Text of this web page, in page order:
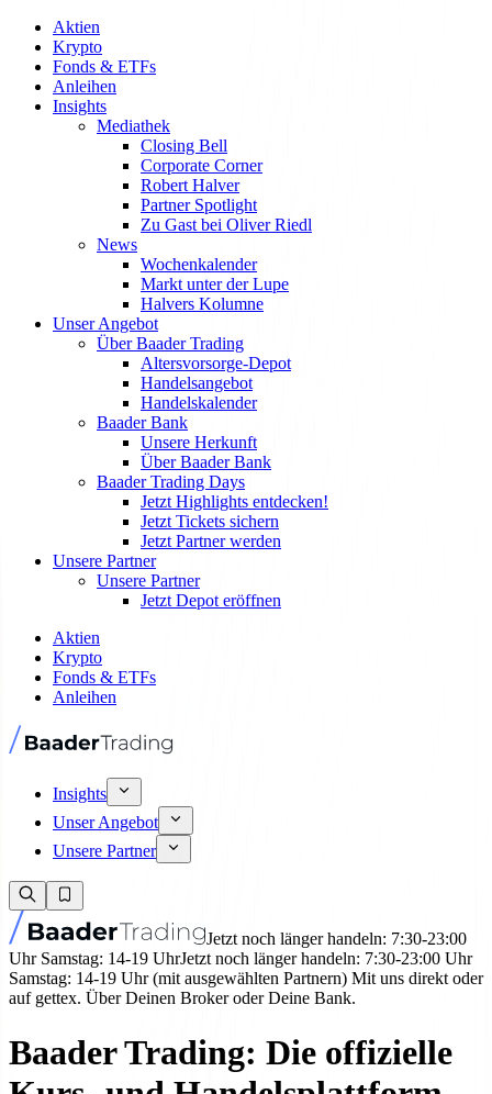
Aktien
Krypto
Fonds & ETFs
Anleihen
Insights
Mediathek
Closing Bell
Corporate Corner
Robert Halver
Partner Spotlight
Zu Gast bei Oliver Riedl
News
Wochenkalender
Markt unter der Lupe
Halvers Kolumne
Unser Angebot
Über Baader Trading
Altersvorsorge-Depot
Handelsangebot
Handelskalender
Baader Bank
Unsere Herkunft
Über Baader Bank
Baader Trading Days
Jetzt Highlights entdecken!
Jetzt Tickets sichern
Jetzt Partner werden
Unsere Partner
Unsere Partner
Jetzt Depot eröffnen
Aktien
Krypto
Fonds & ETFs
Anleihen
Insights
Unser Angebot
Unsere Partner
Jetzt noch länger handeln: 7:30-23:00
Uhr Samstag: 14-19 UhrJetzt noch länger handeln: 7:30-23:00 Uhr
Samstag: 14-19 Uhr (mit ausgewählten Partnern) Mit uns direkt oder
auf gettex. Über Deinen Broker oder Deine Bank.
Baader Trading: Die offizielle